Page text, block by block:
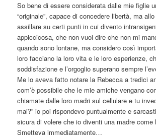
So bene di essere considerata dalle mie figlie
“originale”, capace di concedere libertà, ma
assillare su certi punti in cui divento
appiccicosa, che non vuol dire che non mi
quando sono lontane, ma considero così
loro facciano la loro vita e le loro esperienze,
soddisfazione e l’orgoglio superano sempre
Me lo aveva fatto notare la Rebecca a tredici
com’è possibile che le mie amiche vengano
chiamate dalle loro madri sul cellulare e tu
mai?” io poi rispondevo puntualmente e
sicura di volere che io diventi una madre come
Smetteva immediatamente…